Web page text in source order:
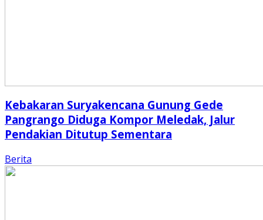
Kebakaran Suryakencana Gunung Gede
Pangrango Diduga Kompor Meledak, Jalur
Pendakian Ditutup Sementara
Berita